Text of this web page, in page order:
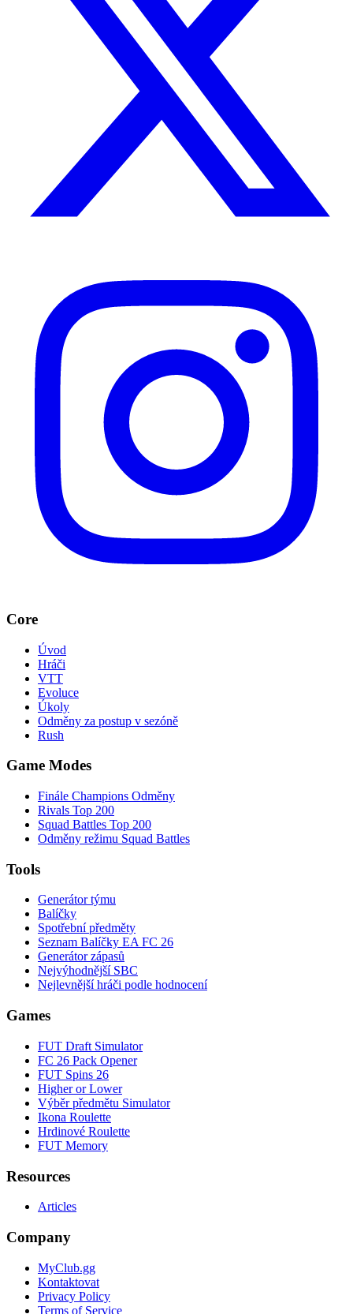
Core
Úvod
Hráči
VTT
Evoluce
Úkoly
Odměny za postup v sezóně
Rush
Game Modes
Finále Champions Odměny
Rivals Top 200
Squad Battles Top 200
Odměny režimu Squad Battles
Tools
Generátor týmu
Balíčky
Spotřební předměty
Seznam Balíčky EA FC 26
Generátor zápasů
Nejvýhodnější SBC
Nejlevnější hráči podle hodnocení
Games
FUT Draft Simulator
FC 26 Pack Opener
FUT Spins 26
Higher or Lower
Výběr předmětu Simulator
Ikona Roulette
Hrdinové Roulette
FUT Memory
Resources
Articles
Company
MyClub.gg
Kontaktovat
Privacy Policy
Terms of Service